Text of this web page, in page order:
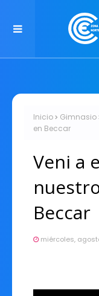
Inicio Gimnasio
en Beccar
Veni a
Beccar
miércoles,